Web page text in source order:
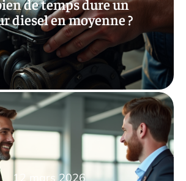
de temps dure un
diesel en moyenne ?
12 mars 2026